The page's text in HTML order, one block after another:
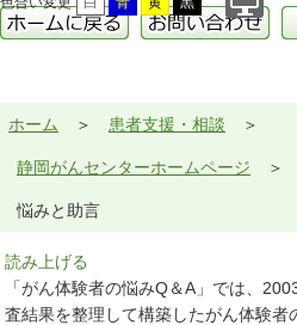
ホーム 患者支援・相談
静岡がんセンターホームページ
悩みと助言
読み上げる
「がん体験者の悩みQ＆A」では、
査結果を整理して構築したがん体験者